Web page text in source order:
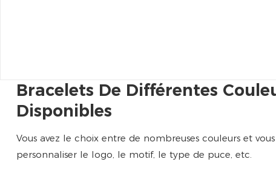
Bracelets De Différentes
Disponibles
Vous avez le choix entre de nombreuses couleurs et
personnaliser le logo, le motif, le type de puce, etc.